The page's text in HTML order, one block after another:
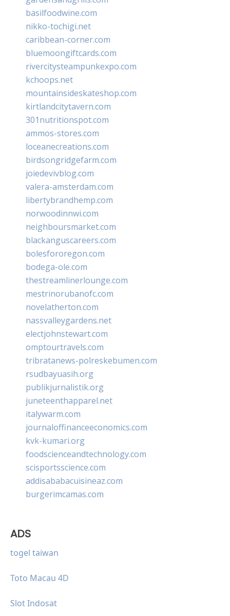
basilfoodwine.com
nikko-tochigi.net
caribbean-corner.com
bluemoongiftcards.com
rivercitysteampunkexpo.com
kchoops.net
mountainsideskateshop.com
kirtlandcitytavern.com
301nutritionspot.com
ammos-stores.com
loceanecreations.com
birdsongridgefarm.com
joiedevivblog.com
valera-amsterdam.com
libertybrandhemp.com
norwoodinnwi.com
neighboursmarket.com
blackanguscareers.com
bolesfororegon.com
bodega-ole.com
thestreamlinerlounge.com
mestrinorubanofc.com
novelatherton.com
nassvalleygardens.net
electjohnstewart.com
omptourtravels.com
tribratanews-polreskebumen.com
rsudbayuasih.org
publikjurnalistik.org
juneteenthapparel.net
italywarm.com
journaloffinanceeconomics.com
kvk-kumari.org
foodscienceandtechnology.com
scisportsscience.com
addisababacuisineaz.com
burgerimcamas.com
ADS
togel taiwan
Toto Macau 4D
Slot Indosat